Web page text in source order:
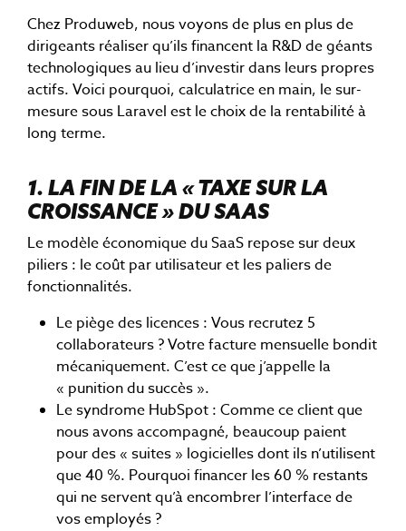
Chez Produweb, nous voyons de plus en plus de
dirigeants réaliser qu’ils financent la R&D de géants
technologiques au lieu d’investir dans leurs propres
actifs. Voici pourquoi, calculatrice en main, le sur-
mesure sous Laravel est le choix de la rentabilité à
long terme.
1. LA FIN DE LA « TAXE SUR LA
CROISSANCE » DU SAAS
Le modèle économique du SaaS repose sur deux
piliers : le coût par utilisateur et les paliers de
fonctionnalités.
Le piège des licences : Vous recrutez 5
collaborateurs ? Votre facture mensuelle bondit
mécaniquement. C’est ce que j’appelle la
« punition du succès ».
Le syndrome HubSpot : Comme ce client que
nous avons accompagné, beaucoup paient
pour des « suites » logicielles dont ils n’utilisent
que 40 %. Pourquoi financer les 60 % restants
qui ne servent qu’à encombrer l’interface de
vos employés ?